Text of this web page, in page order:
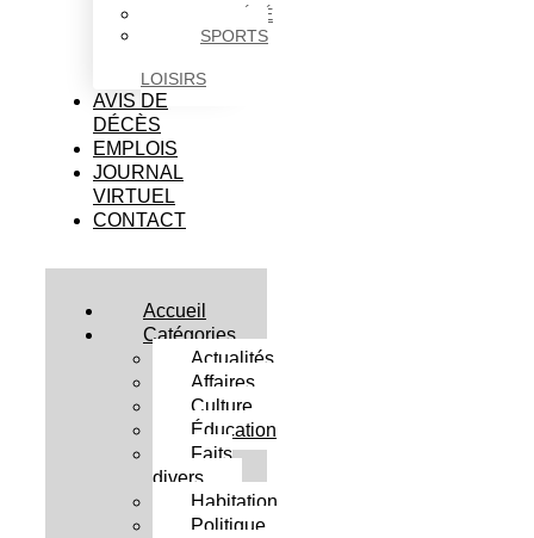
SOCIÉTÉ
SPORTS
LOISIRS
AVIS DE
DÉCÈS
EMPLOIS
JOURNAL
VIRTUEL
CONTACT
Accueil
Catégories
Actualités
Affaires
Culture
Éducation
Faits
divers
Habitation
Politique